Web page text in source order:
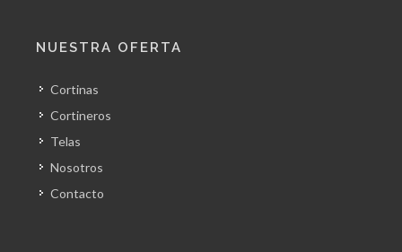
NUESTRA OFERTA
Cortinas
Cortineros
Telas
Nosotros
Contacto